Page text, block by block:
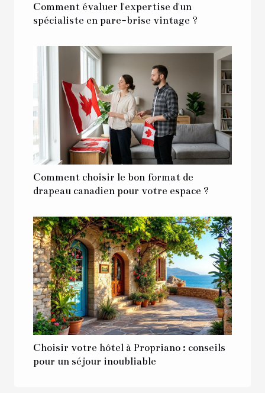
Comment évaluer l'expertise d'un
spécialiste en pare-brise vintage ?
Comment choisir le bon format de
drapeau canadien pour votre espace ?
Choisir votre hôtel à Propriano : conseils
pour un séjour inoubliable